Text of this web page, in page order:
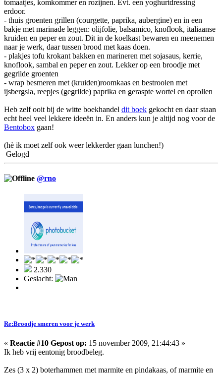
tomaatjes, komkommer en rozijnen. Evt. een yoghurtdressing
erdoor.
- thuis groenten grillen (courgette, paprika, aubergine) en in een
bakje met marinade leggen: olijfolie, balsamico, knoflook, italiaanse
kruiden en peper en zout. Dit in de koelkast bewaren en meenemen
naar je werk, daar tussen brood met kaas doen.
- plakjes tofu krokant bakken en marineren met sojasaus, kerrie,
knoflook, sambal en peper en zout. Lekker op een broodje met
gegrilde groenten
- wrap besmeren met (kruiden)roomkaas en bestrooien met
ijsbergsla, reepjes (gegrilde) paprika en geraspte wortel en oprollen
Heb zelf ooit bij de witte boekhandel dit boek gekocht en daar staan
echt heel veel lekkere ideeën in. En anders kun je altijd nog voor de
Bentobox gaan!
(hè ik moet zelf ook weer lekkerder gaan lunchen!)
Gelogd
@rno
2.330
Geslacht:
Re:Broodje smeren voor je werk
« Reactie #10 Gepost op: 15 november 2009, 21:44:43 »
Ik heb vrij eentonig broodbeleg.
Zes (3 x 2) boterhammen met marmite en pindakaas, of marmite en